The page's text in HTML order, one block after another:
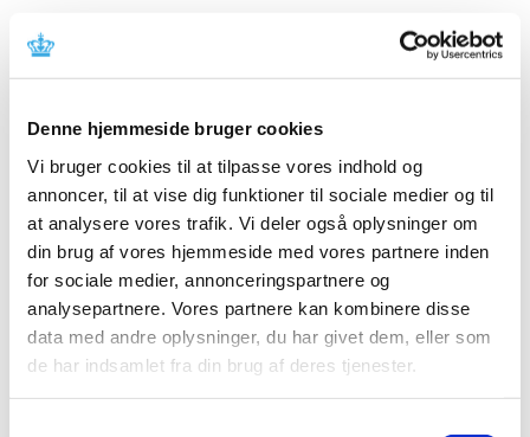
Denne hjemmeside bruger cookies
Vi bruger cookies til at tilpasse vores indhold og
annoncer, til at vise dig funktioner til sociale medier og til
at analysere vores trafik. Vi deler også oplysninger om
din brug af vores hjemmeside med vores partnere inden
for sociale medier, annonceringspartnere og
analysepartnere. Vores partnere kan kombinere disse
data med andre oplysninger, du har givet dem, eller som
de har indsamlet fra din brug af deres tjenester.
Altair og Roomer S
Dimension Vista B2MIC Flex Reagent Cartridge
|16. december 2015|
Maquet Heater/Cooler system
|15. december 2015 |
Provide Protection Caps og Provide Impression
Copings